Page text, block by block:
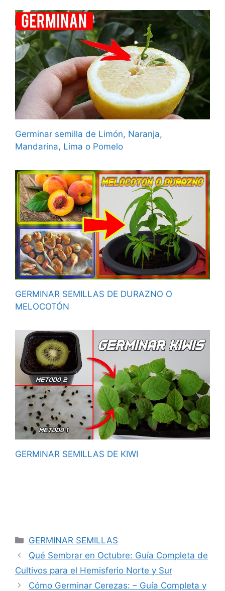
Germinar semilla de Limón, Naranja,
Mandarina, Lima o Pomelo
GERMINAR SEMILLAS DE DURAZNO O
MELOCOTÓN
GERMINAR SEMILLAS DE KIWI
Categorías
GERMINAR SEMILLAS
Qué Sembrar en Octubre: Guía Completa de
Cultivos para el Hemisferio Norte y Sur
Cómo Germinar Cerezas: – Guía Completa y